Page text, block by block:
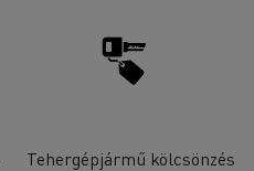
Tehergépjármű kölcsönzés